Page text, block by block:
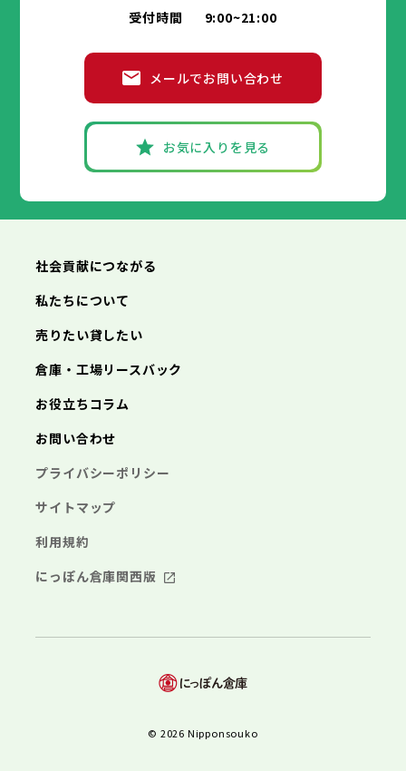
受付時間 9:00~21:00
メールでお問い合わせ
お気に入りを見る
社会貢献につながる
私たちについて
売りたい貸したい
倉庫・工場リースバック
お役立ちコラム
お問い合わせ
プライバシーポリシー
サイトマップ
利用規約
にっぽん倉庫関西版
© 2026 Nipponsouko